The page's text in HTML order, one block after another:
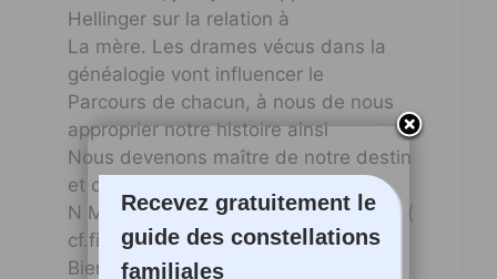
Hellinger sur la relation à
La mère. Les drames vécus dans la
généalogie vont influencer le
Parcours de chacun, à nous de nous
approprier notre histoire ainsi
Nous devenons maître de notre destin
et capitaine de notre âme.
N Mandela incarne cela dans Invictus (
cf.film et poème).
Bien cordialement.
Recevez gratuitement le
guide des constellations
familiales